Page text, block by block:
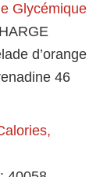
Glycémique
d’orange
46